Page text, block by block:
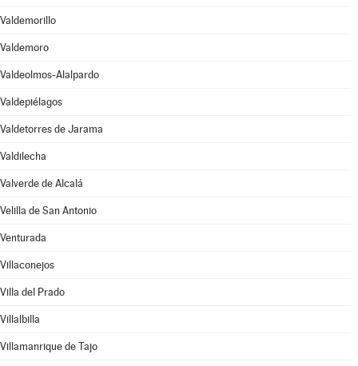
Valdemorillo
Valdemoro
Valdeolmos-Alalpardo
Valdepiélagos
Valdetorres de Jarama
Valdilecha
Valverde de Alcalá
Velilla de San Antonio
Venturada
Villaconejos
Villa del Prado
Villalbilla
Villamanrique de Tajo